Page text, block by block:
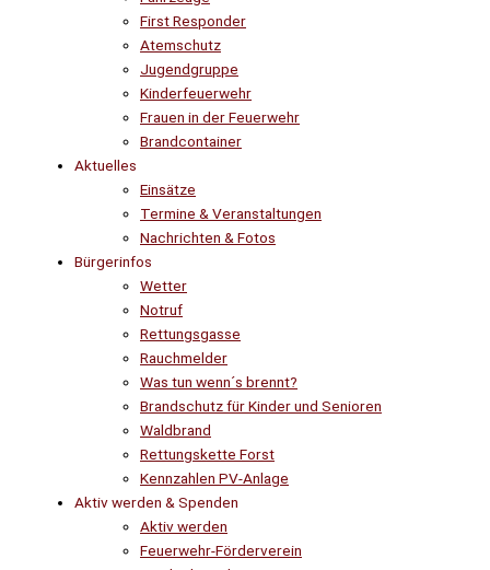
First Responder
Atemschutz
Jugendgruppe
Kinderfeuerwehr
Frauen in der Feuerwehr
Brandcontainer
Aktuelles
Einsätze
Termine & Veranstaltungen
Nachrichten & Fotos
Bürgerinfos
Wetter
Notruf
Rettungsgasse
Rauchmelder
Was tun wenn´s brennt?
Brandschutz für Kinder und Senioren
Waldbrand
Rettungskette Forst
Kennzahlen PV-Anlage
Aktiv werden & Spenden
Aktiv werden
Feuerwehr-Förderverein